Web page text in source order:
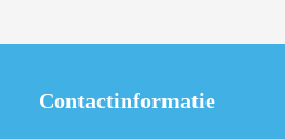
Contactinformatie